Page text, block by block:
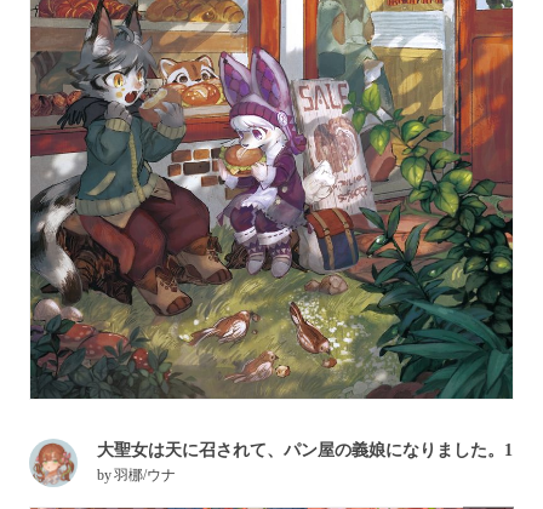
大聖女は天に召されて、パン屋の義娘になりました。1
by羽梛/ウナ